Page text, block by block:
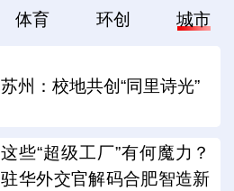
体育 环创 城市
苏州：校地共创“同里诗光”
这些“超级工厂”有何魔力？
驻华外交官解码合肥智造新